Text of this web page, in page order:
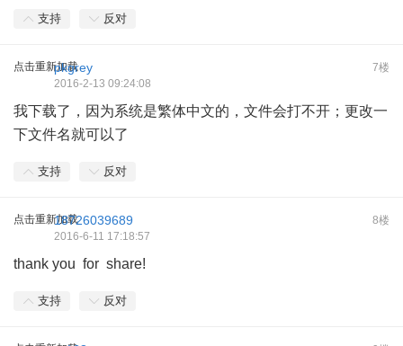
支持 反对
点击重新加载 7楼
pkgrey
2016-2-13 09:24:08
我下载了，因为系统是繁体中文的，文件会打不开；更改一
下文件名就可以了
支持 反对
点击重新加载 8楼
18726039689
2016-6-11 17:18:57
thank you for share!
支持 反对